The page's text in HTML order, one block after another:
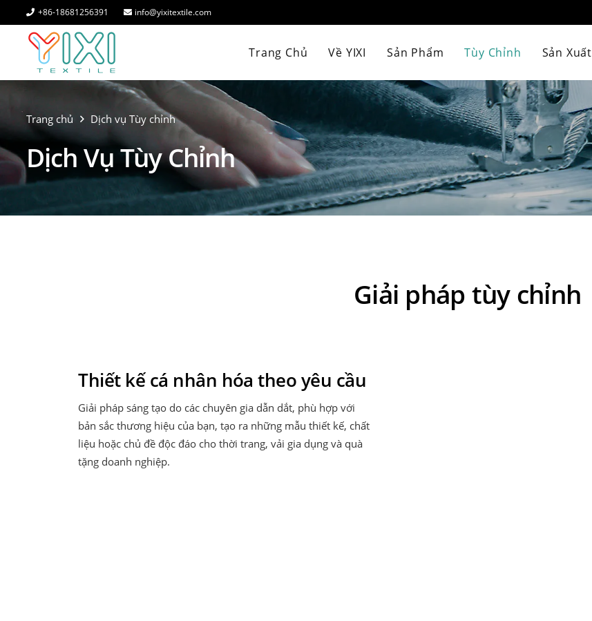
+86-18681256391 info@yixitextile.com
Trang Chủ Về YIXI Sản Phẩm Tùy Chỉnh Sản Xuất
Trang chủ Dịch vụ Tùy chỉnh
Dịch Vụ Tùy Chỉnh
Giải pháp tùy chỉnh
Thiết kế cá nhân hóa theo yêu cầu
Giải pháp sáng tạo do các chuyên gia dẫn dắt, phù hợp với
bản sắc thương hiệu của bạn, tạo ra những mẫu thiết kế, chất
liệu hoặc chủ đề độc đáo cho thời trang, vải gia dụng và quà
tặng doanh nghiệp.